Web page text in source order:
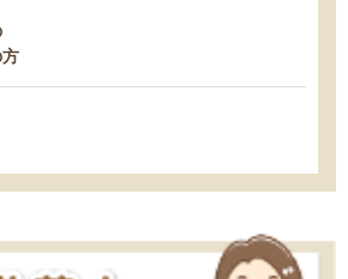
ないための食事療法